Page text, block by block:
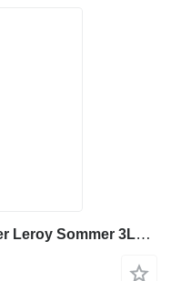
산업기계용 전기 모터 Leroy-Somer Leroy Sommer 3L57 M